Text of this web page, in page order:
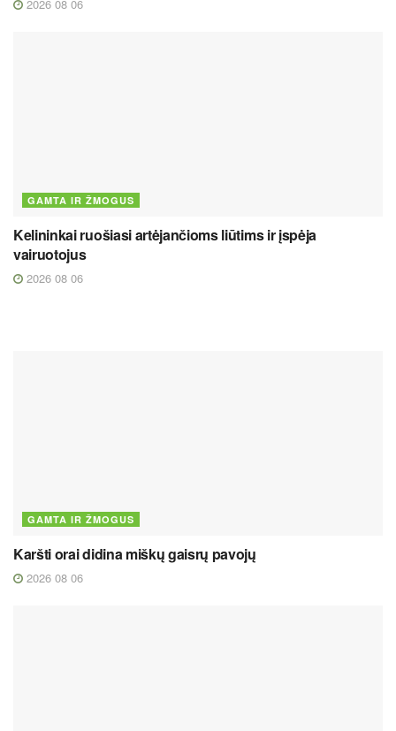
2026 08 06
GAMTA IR ŽMOGUS
Kelininkai ruošiasi artėjančioms liūtims ir įspėja
vairuotojus
2026 08 06
GAMTA IR ŽMOGUS
Karšti orai didina miškų gaisrų pavojų
2026 08 06